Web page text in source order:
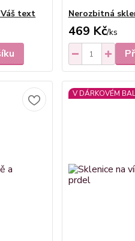
text Nerozbitná
469 Kč/ks
V DÁRKOVÉM